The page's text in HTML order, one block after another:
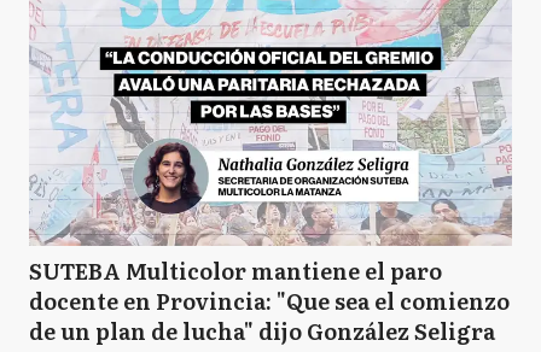
SUTEBA Multicolor mantiene el paro
docente en Provincia: "Que sea el comienzo
de un plan de lucha" dijo González Seligra